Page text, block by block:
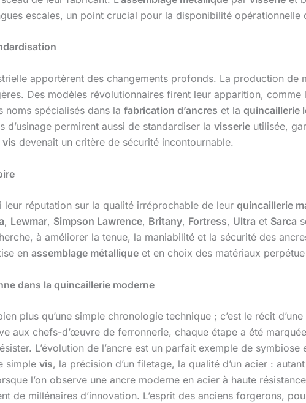
escales, un point crucial pour la disponibilité opérationnelle
apportèrent des changements profonds. La production de
Des modèles révolutionnaires firent leur apparition,
noms spécialisés dans la fabrication d’ancres et la quincaillerie
d’usinage permirent aussi de standardiser la visserie utilisée,
vis devenait un critère de sécurité incontournable.
leur réputation sur la qualité irréprochable de leur quincaillerie
, Lewmar, Simpson Lawrence, Britany, Fortress, Ultra et Sarca
à améliorer la tenue, la maniabilité et la sécurité des
en assemblage métallique et en choix des matériaux
dans la quincaillerie moderne
plus qu’une simple chronologie technique ; c’est le récit
aux chefs-d’œuvre de ferronnerie, chaque étape a été
L’évolution de l’ancre est un parfait exemple de
simple vis, la précision d’un filetage, la qualité d’un acier :
l’on observe une ancre moderne en acier à haute
de millénaires d’innovation. L’esprit des anciens forgerons,